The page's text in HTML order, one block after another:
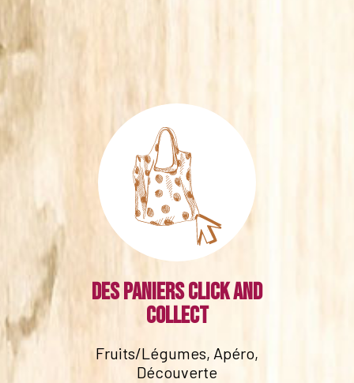
Des paniers click and
collect
Fruits/Légumes, Apéro,
Découverte